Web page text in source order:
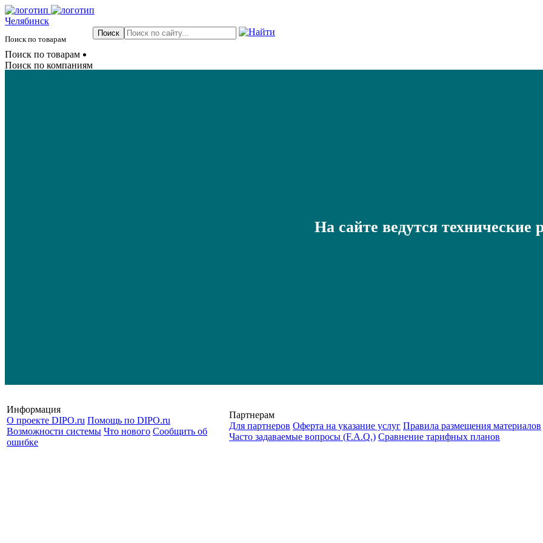
Челябинск
Поиск по товарам
Поиск по товарам
Поиск по компаниям
На сайте ведутся технические
Информация
О проекте DIPO.ru Помощь по DIPO.ru
Возможности системы Что нового Сообщить об
ошибке
Партнерам
Для партнеров Оферта на указание услуг Правила размещения материалов
Часто задаваемые вопросы (F.A.Q.) Cравнение тарифных планов